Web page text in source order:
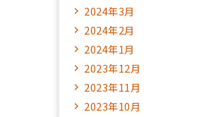
2024年3月
2024年2月
2024年1月
2023年12月
2023年11月
2023年10月